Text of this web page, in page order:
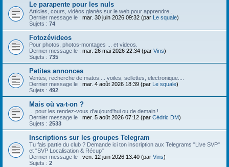
Le parapente pour les nuls
Articles, cours, vidéos glanés sur le web pour apprendre...
Dernier message le : mar. 30 juin 2026 09:32 (par Le squale)
Sujets : 74
Fotozévideos
Pour photos, photos-montages ... et videos.
Dernier message le : mar. 26 mai 2026 22:34 (par Vins)
Sujets : 735
Petites annonces
Ventes, recherche de matos.... voiles, sellettes, electronique....
Dernier message le : mar. 4 août 2026 18:39 (par Le squale)
Sujets : 492
Mais où va-t-on ?
... pour les rendez-vous d'aujourd'hui ou de demain !
Dernier message le : mer. 5 août 2026 07:12 (par Cédric DM)
Sujets : 2533
Inscriptions sur les groupes Telegram
Tu fais partie du club ? Demande ici ton inscription aux Telegrams "Live SVP"
et "SVP Localisation & Récup"
Dernier message le : ven. 12 juin 2026 13:40 (par Vins)
Sujets : 2